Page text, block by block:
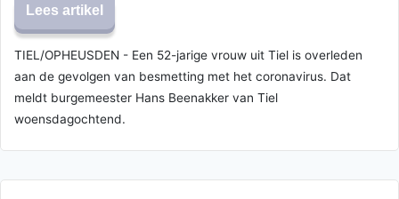
Lees artikel
TIEL/OPHEUSDEN - Een 52-jarige vrouw uit Tiel is overleden
aan de gevolgen van besmetting met het coronavirus. Dat
meldt burgemeester Hans Beenakker van Tiel
woensdagochtend.